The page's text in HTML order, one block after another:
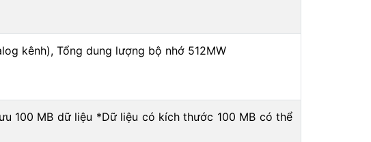
kênh), Tổng dung lượng bộ nhớ 512MW
100 MB dữ liệu *Dữ liệu có kích thước 100 MB có thể